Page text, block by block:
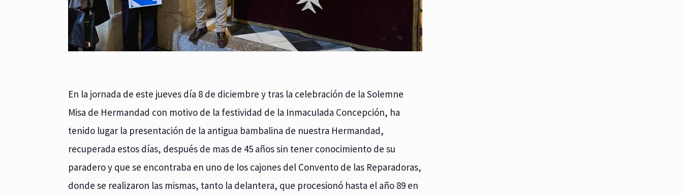
En la jornada de este jueves día 8 de diciembre y tras la celebración de la Solemne
Misa de Hermandad con motivo de la festividad de la Inmaculada Concepción, ha
tenido lugar la presentación de la antigua bambalina de nuestra Hermandad,
recuperada estos días, después de mas de 45 años sin tener conocimiento de su
paradero y que se encontraba en uno de los cajones del Convento de las Reparadoras,
donde se realizaron las mismas, tanto la delantera, que procesionó hasta el año 89 en